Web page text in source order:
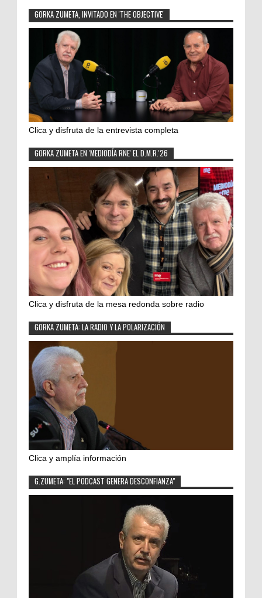
GORKA ZUMETA, INVITADO EN 'THE OBJECTIVE'
Clica y disfruta de la entrevista completa
GORKA ZUMETA EN 'MEDIODÍA RNE' EL D.M.R.'26
Clica y disfruta de la mesa redonda sobre radio
GORKA ZUMETA: LA RADIO Y LA POLARIZACIÓN
Clica y amplía información
G.ZUMETA: "EL PODCAST GENERA DESCONFIANZA"